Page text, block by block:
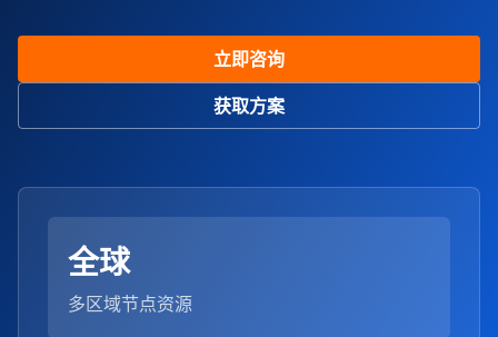
立即咨询
获取方案
全球
多区域节点资源